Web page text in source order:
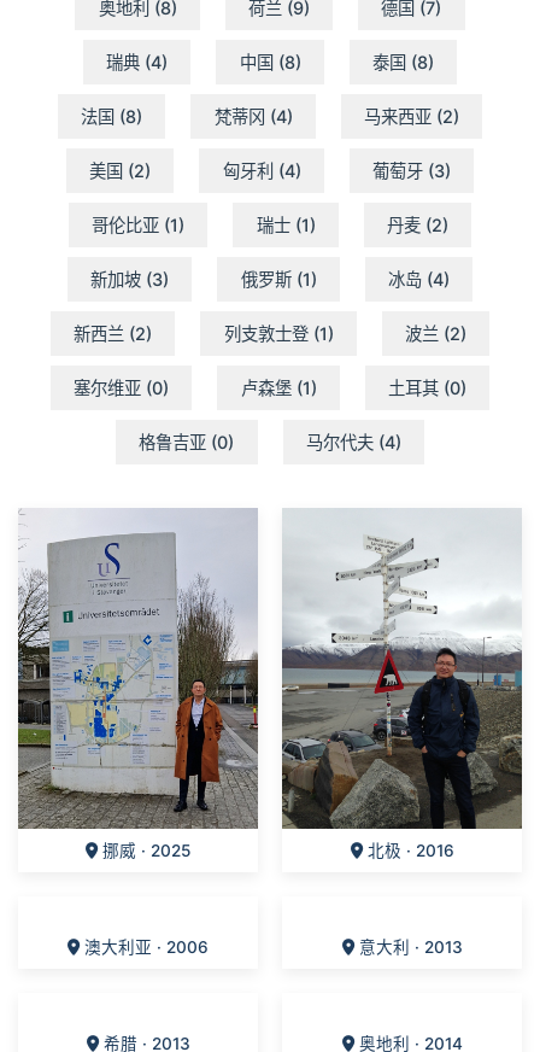
奥地利 (8) 荷兰 (9) 德国 (7)
瑞典 (4) 中国 (8) 泰国 (8)
法国 (8) 梵蒂冈 (4) 马来西亚 (2)
美国 (2) 匈牙利 (4) 葡萄牙 (3)
哥伦比亚 (1) 瑞士 (1) 丹麦 (2)
新加坡 (3) 俄罗斯 (1) 冰岛 (4)
新西兰 (2) 列支敦士登 (1) 波兰 (2)
塞尔维亚 (0) 卢森堡 (1) 土耳其 (0)
格鲁吉亚 (0) 马尔代夫 (4)
挪威 · 2025 北极 · 2016
澳大利亚 · 2006 意大利 · 2013
希腊 · 2013 奥地利 · 2014